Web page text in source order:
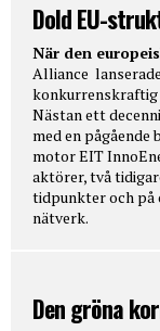
Dold EU-
När den
Alliance
konkurrenskraftig
Nästan ett
med en
motor EIT
aktörer, två
tidpunkter och
nätverk.
Den gröna